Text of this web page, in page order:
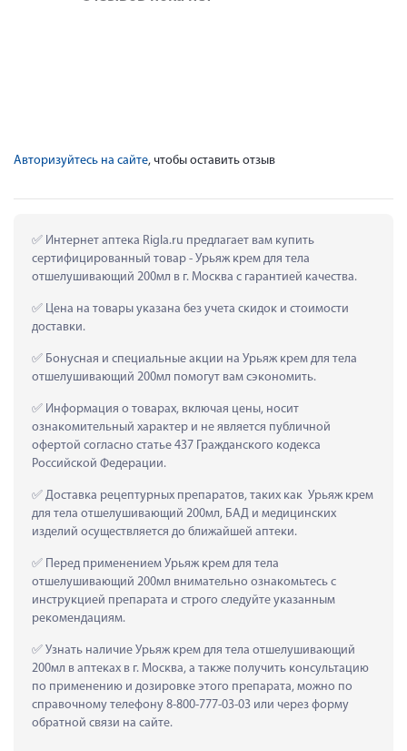
Авторизуйтесь на сайте, чтобы оставить отзыв
Интернет аптека Rigla.ru предлагает вам купить
сертифицированный товар - Урьяж крем для тела
отшелушивающий 200мл в г. Москва с гарантией качества.
Цена на товары указана без учета скидок и стоимости
доставки.
Бонусная и специальные акции на Урьяж крем для тела
отшелушивающий 200мл помогут вам сэкономить.
Информация о товарах, включая цены, носит
ознакомительный характер и не является публичной
офертой согласно статье 437 Гражданского кодекса
Российской Федерации.
Доставка рецептурных препаратов, таких как  Урьяж крем
для тела отшелушивающий 200мл, БАД и медицинских
изделий осуществляется до ближайшей аптеки.
Перед применением Урьяж крем для тела
отшелушивающий 200мл внимательно ознакомьтесь с
инструкцией препарата и строго следуйте указанным
рекомендациям.
Узнать наличие Урьяж крем для тела отшелушивающий
200мл в аптеках в г. Москва, а также получить консультацию
по применению и дозировке этого препарата, можно по
справочному телефону 8-800-777-03-03 или через форму
обратной связи на сайте.